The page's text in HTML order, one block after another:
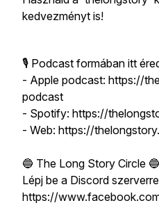
kedvezményt is!
🎙 Podcast formában itt
- Apple podcast: https://
podcast
- Spotify: https://
- Web: https://
🔵 The Long Story Circle 🔵
Lépj be a Discord
https://